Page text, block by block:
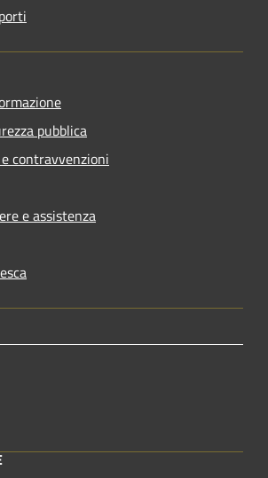
pubblica
contravvenzioni
e assistenza